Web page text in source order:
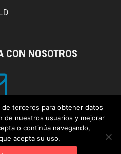
CON NOSOTROS
2019 Funciona conWordPress
terceros para obtener datos
de nuestros usuarios y mejorar
o continúa navegando,
acepta su uso.